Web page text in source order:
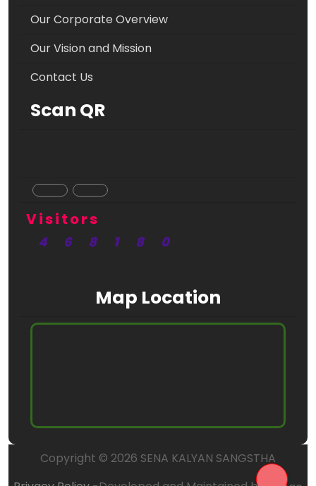
Our Corporate Overview
Our Vision and Mission
Contact Us
Scan QR
Visitors
4 6 8 1 8 0
Map Location
Copyright © 2026 SENA KALYAN SANGSTHA